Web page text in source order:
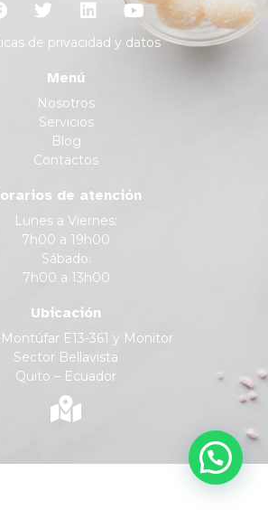
de privacidad y datos
Menú
Nosotros
Servicios
Blog
Contactos
de atención
Lunes a Viernes:
7h00 a 19h00
Sábado:
7h00 a 13h00
Ubicación
Montúfar E13-361 y Monitor
Sector Bellavista
Quito – Ecuador